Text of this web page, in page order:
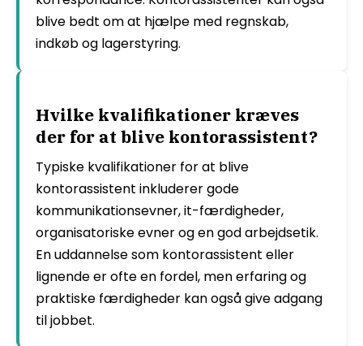
blive bedt om at hjælpe med regnskab,
indkøb og lagerstyring.
Hvilke kvalifikationer kræves
der for at blive kontorassistent?
Typiske kvalifikationer for at blive
kontorassistent inkluderer gode
kommunikationsevner, it-færdigheder,
organisatoriske evner og en god arbejdsetik.
En uddannelse som kontorassistent eller
lignende er ofte en fordel, men erfaring og
praktiske færdigheder kan også give adgang
til jobbet.